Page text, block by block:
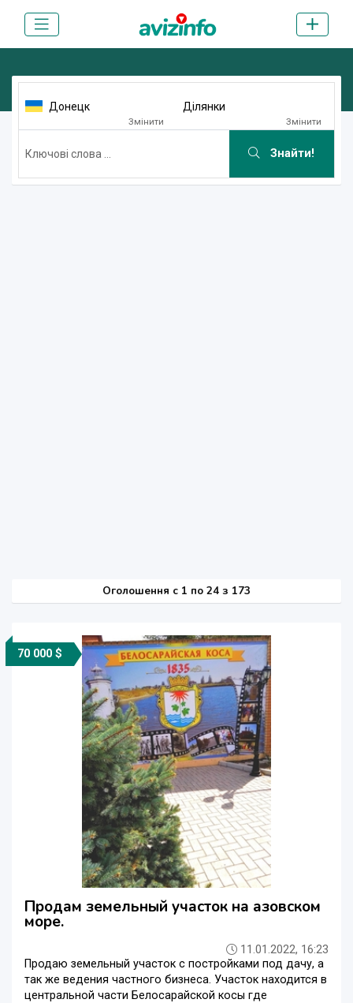
Донецк
Змінити
Ділянки
Змінити
Знайти!
Оголошення c 1 по 24 з 173
70 000 $
Продам земельный участок на азовском
море.
11.01.2022, 16:23
Продаю земельный участок с постройками под дачу, а
так же ведения частного бизнеса. Участок находится в
центральной части Белосарайской косы где